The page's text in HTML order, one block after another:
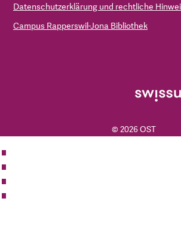
Datenschutzerklärung und rechtliche
Campus Rapperswil-Jona Bibliothek
© 2026 OST